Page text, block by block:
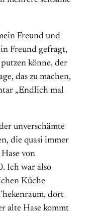
Freund und
Freund gefragt,
könne, der
das zu machen,
„Endlich mal
unverschämte
die quasi immer
von
Ich war also
Küche
dort
alte Hase kommt